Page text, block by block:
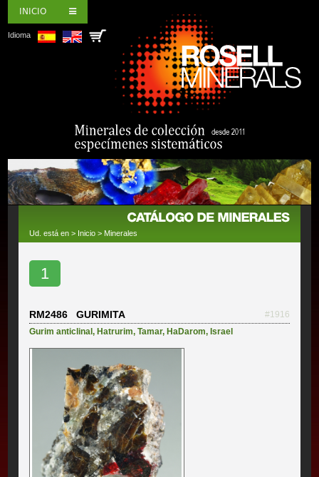
INICIO
Idioma
Ud. está en > Inicio > Minerales
1
RM2486 GURIMITA
#1916
Gurim anticlinal, Hatrurim,Tamar, HaDarom, Israel